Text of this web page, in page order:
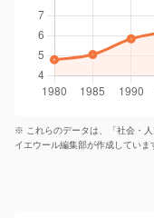
※ これらのデータは、「社会・
イエウール編集部が作成していま